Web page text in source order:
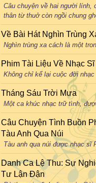
Câu chuyện về hai người lính,
thân từ thuở còn ngồi chung
Về Bài Hát Nghìn Trùng
Nghìn trùng xa cách là một
Phim Tài Liệu Về Nhạc Sĩ
Không chỉ kể lại cuộc đời
Tháng Sáu Trời Mưa
Một ca khúc nhạc trữ tình,
Câu Chuyện Tình Buồn
Tàu Anh Qua Núi
Tàu anh qua núi được nhạc sĩ
Danh Ca Lệ Thu: Sự
Tư Lận Đận